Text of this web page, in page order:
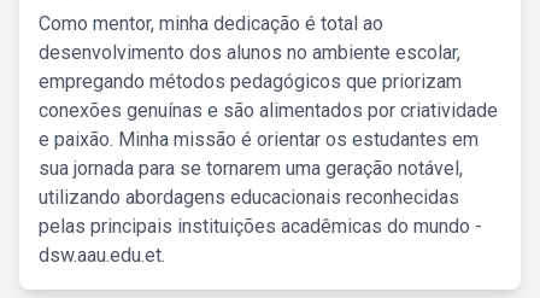
Como mentor, minha dedicação é total ao
desenvolvimento dos alunos no ambiente escolar,
empregando métodos pedagógicos que priorizam
conexões genuínas e são alimentados por criatividade
e paixão. Minha missão é orientar os estudantes em
sua jornada para se tornarem uma geração notável,
utilizando abordagens educacionais reconhecidas
pelas principais instituições acadêmicas do mundo -
dsw.aau.edu.et.